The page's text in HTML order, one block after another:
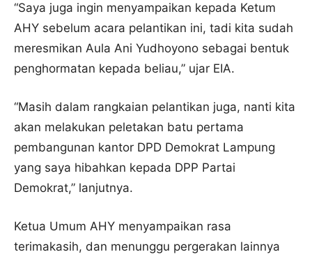
“Saya juga ingin menyampaikan kepada Ketum
AHY sebelum acara pelantikan ini, tadi kita sudah
meresmikan Aula Ani Yudhoyono sebagai bentuk
penghormatan kepada beliau,” ujar EIA.
“Masih dalam rangkaian pelantikan juga, nanti kita
akan melakukan peletakan batu pertama
pembangunan kantor DPD Demokrat Lampung
yang saya hibahkan kepada DPP Partai
Demokrat,” lanjutnya.
Ketua Umum AHY menyampaikan rasa
terimakasih, dan menunggu pergerakan lainnya